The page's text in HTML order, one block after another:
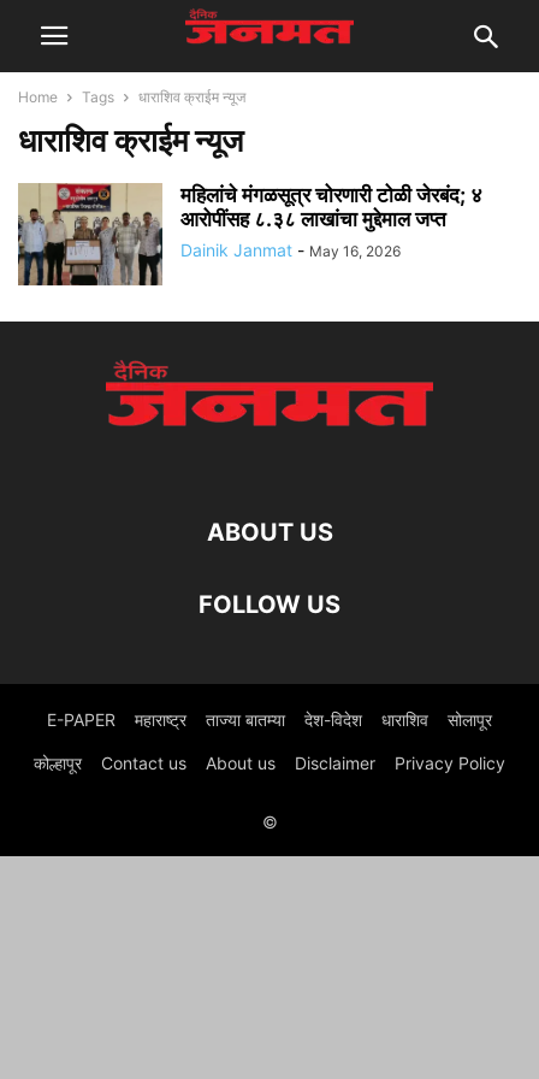
Home Tags धाराशिव क्राईम न्यूज
धाराशिव क्राईम न्यूज
महिलांचे मंगळसूत्र चोरणारी टोळी जेरबंद; ४
आरोपींसह ८.३८ लाखांचा मुद्देमाल जप्त
Dainik Janmat - May 16, 2026
ABOUT US
FOLLOW US
E-PAPER महाराष्ट्र ताज्या बातम्या देश-विदेश धाराशिव सोलापूर
कोल्हापूर Contact us About us Disclaimer Privacy Policy
©